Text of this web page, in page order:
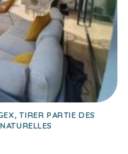
TIRER PARTIE DES